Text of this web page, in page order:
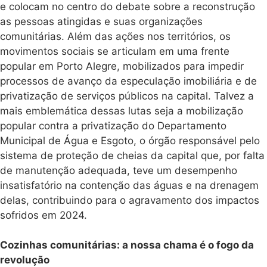
e colocam no centro do debate sobre a reconstrução
as pessoas atingidas e suas organizações
comunitárias. Além das ações nos territórios, os
movimentos sociais se articulam em uma frente
popular em Porto Alegre, mobilizados para impedir
processos de avanço da especulação imobiliária e de
privatização de serviços públicos na capital. Talvez a
mais emblemática dessas lutas seja a mobilização
popular contra a privatização do Departamento
Municipal de Água e Esgoto, o órgão responsável pelo
sistema de proteção de cheias da capital que, por falta
de manutenção adequada, teve um desempenho
insatisfatório na contenção das águas e na drenagem
delas, contribuindo para o agravamento dos impactos
sofridos em 2024.
Cozinhas comunitárias: a nossa chama é o fogo da
revolução